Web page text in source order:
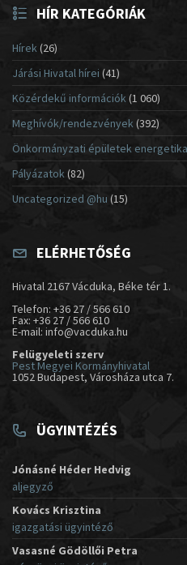
HÍR KATEGÓRIÁK
Hírek(26)
Járási Hivatal hírei (41)
Közérdekű információk(1 060)
Meghívók/rendezvények (392)
Önkormányzati épületek
Pályázatok (82)
Uncategorized @hu (15)
ELÉRHETŐSÉG
Hivatal 2167 Vácduka, Béke tér 1.
Telefon: +36 27 / 566 610
Fax: +36 27 / 566 610
E-mail: info@vacduka.hu
Felügyeleti szerv
Pest Megyei Kormányhivatal
1052 Budapest, Városháza utca 7.
ÜGYINTÉZÉS
Jónásné Héder Hedvig
aljegyző
Kovács Krisztina
igazgatási ügyintéző
Vasasné Gödöllői Petra